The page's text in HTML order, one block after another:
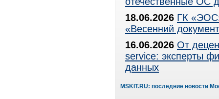
18.06.2026 ГК
«Весенний
16.06.2026 От
service: эксперты
данных
MSKIT.RU: последние новости